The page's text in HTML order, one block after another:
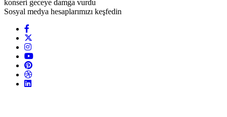
konseri geceye damga vurdu
Sosyal medya hesaplarımızı keşfedin